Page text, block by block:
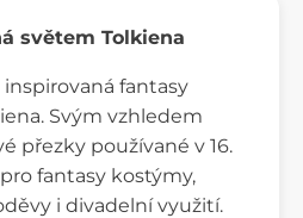
světem Tolkiena
fantasy
Svým vzhledem
přezky používané v 16.
fantasy kostýmy,
i divadelní využití.